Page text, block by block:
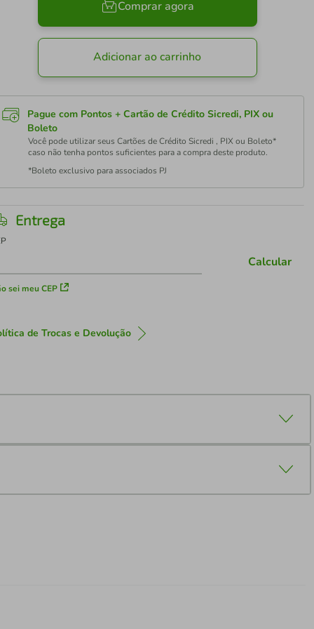
Comprar agora
Adicionar ao carrinho
Pague com Pontos + Cartão de Crédito Sicredi, PIX ou
Boleto
Você pode utilizar seus Cartões de Crédito Sicredi , PIX ou Boleto*
caso não tenha pontos suficientes para a compra deste produto.
*Boleto exclusivo para associados PJ
Entrega
sei meu CEP
Calcular
de Trocas e Devolução